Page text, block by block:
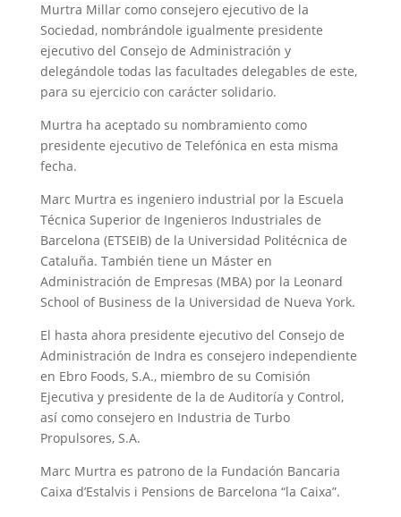
Murtra Millar como consejero ejecutivo de la
Sociedad, nombrándole igualmente presidente
ejecutivo del Consejo de Administración y
delegándole todas las facultades delegables de este,
para su ejercicio con carácter solidario.
Murtra ha aceptado su nombramiento como
presidente ejecutivo de Telefónica en esta misma
fecha.
Marc Murtra es ingeniero industrial por la Escuela
Técnica Superior de Ingenieros Industriales de
Barcelona (ETSEIB) de la Universidad Politécnica de
Cataluña. También tiene un Máster en
Administración de Empresas (MBA) por la Leonard
School of Business de la Universidad de Nueva York.
El hasta ahora presidente ejecutivo del Consejo de
Administración de Indra es consejero independiente
en Ebro Foods, S.A., miembro de su Comisión
Ejecutiva y presidente de la de Auditoría y Control,
así como consejero en Industria de Turbo
Propulsores, S.A.
Marc Murtra es patrono de la Fundación Bancaria
Caixa d’Estalvis i Pensions de Barcelona “la Caixa”.